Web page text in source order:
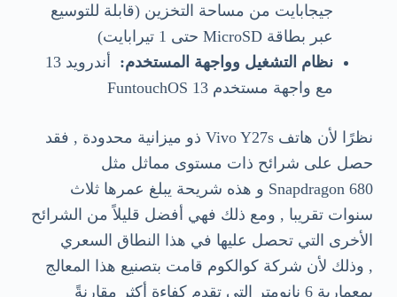
جيجابايت من مساحة التخزين (قابلة للتوسيع
عبر بطاقة MicroSD حتى 1 تيرابايت)
نظام التشغيل وواجهة المستخدم:
أندرويد 13
مع واجهة مستخدم FuntouchOS 13
نظرًا لأن هاتف Vivo Y27s ذو ميزانية محدودة , فقد
حصل على شرائح ذات مستوى مماثل مثل
Snapdragon 680 و هذه شريحة يبلغ عمرها ثلاث
سنوات تقريبا , ومع ذلك فهي أفضل قليلاً من الشرائح
الأخرى التي تحصل عليها في هذا النطاق السعري
, وذلك لأن شركة كوالكوم قامت بتصنيع هذا المعالج
بمعمارية 6 نانومتر التي تقدم كفاءة أكثر مقارنةً